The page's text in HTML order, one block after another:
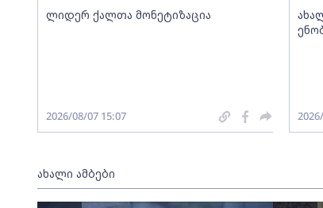
ლიდერ ქალთა მონეტიზაცია
2026/08/07 15:07
ახალი ამბები